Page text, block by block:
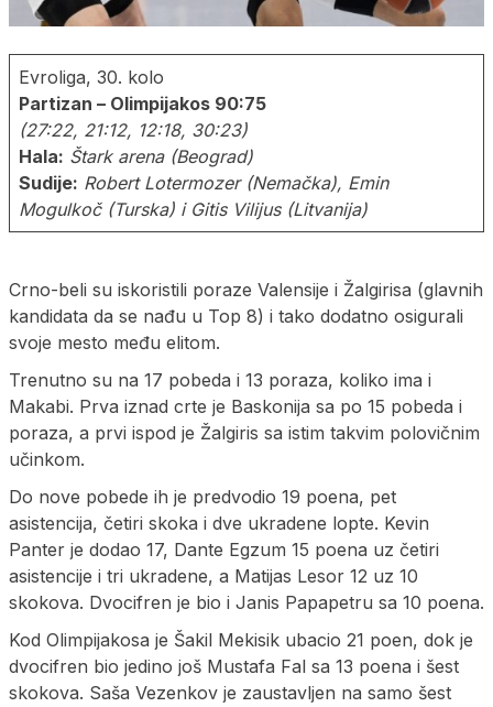
Evroliga, 30. kolo
Partizan – Olimpijakos 90:75
(27:22, 21:12, 12:18, 30:23)
Hala: Štark arena (Beograd)
Sudije: Robert Lotermozer (Nemačka), Emin
Mogulkoč (Turska) i Gitis Vilijus (Litvanija)
Crno-beli su iskoristili poraze Valensije i Žalgirisa (glavnih
kandidata da se nađu u Top 8) i tako dodatno osigurali
svoje mesto među elitom.
Trenutno su na 17 pobeda i 13 poraza, koliko ima i
Makabi. Prva iznad crte je Baskonija sa po 15 pobeda i
poraza, a prvi ispod je Žalgiris sa istim takvim polovičnim
učinkom.
Do nove pobede ih je predvodio 19 poena, pet
asistencija, četiri skoka i dve ukradene lopte. Kevin
Panter je dodao 17, Dante Egzum 15 poena uz četiri
asistencije i tri ukradene, a Matijas Lesor 12 uz 10
skokova. Dvocifren je bio i Janis Papapetru sa 10 poena.
Kod Olimpijakosa je Šakil Mekisik ubacio 21 poen, dok je
dvocifren bio jedino još Mustafa Fal sa 13 poena i šest
skokova. Saša Vezenkov je zaustavljen na samo šest